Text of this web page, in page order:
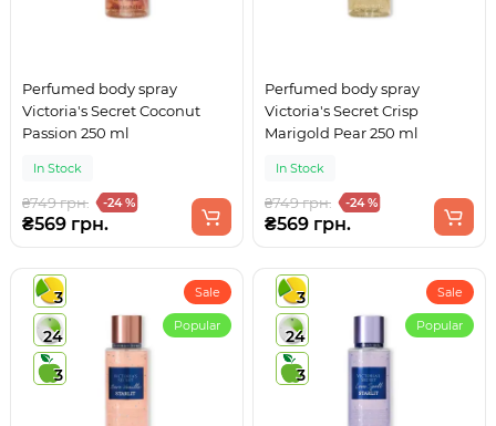
Perfumed body spray
Victoria's Secret Coconut
Passion 250 ml
In Stock
₴749 грн. -24 %
₴569 грн.
Perfumed body spray
Victoria's Secret Crisp
Marigold Pear 250 ml
In Stock
₴749 грн. -24 %
₴569 грн.
3
24
3
Sale
Popular
3
24
3
Sale
Popular